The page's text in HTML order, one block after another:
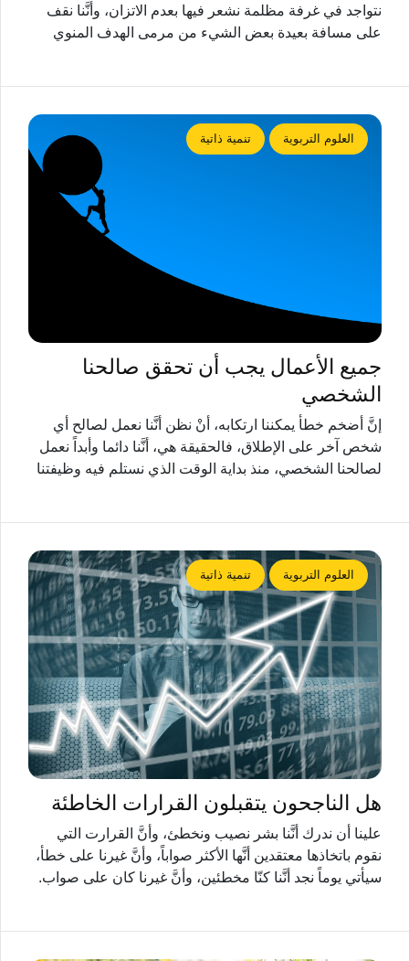
نتواجد في غرفة مظلمة نشعر فيها بعدم الاتزان، وأنَّنا نقف
على مسافة بعيدة بعض الشيء من مرمى الهدف المنوي
العلوم التربوية تنمية ذاتية
جميع الأعمال يجب أن تحقق صالحنا
الشخصي
إنَّ أضخم خطأ يمكننا ارتكابه، أنْ نظن أنَّنا نعمل لصالح أي
شخص آخر على الإطلاق، فالحقيقة هي، أنَّنا دائما وأبداً نعمل
لصالحنا الشخصي، منذ بداية الوقت الذي نستلم فيه وظيفتنا
العلوم التربوية تنمية ذاتية
هل الناجحون يتقبلون القرارات الخاطئة
علينا أن ندرك أنَّنا بشر نصيب ونخطئ، وأنَّ القرارت التي
نقوم باتخاذها معتقدين أنَّها الأكثر صواباً، وأنَّ غيرنا على خطأ،
سيأتي يوماً نجد أنَّنا كنّا مخطئين، وأنَّ غيرنا كان على صواب.